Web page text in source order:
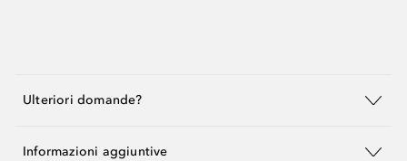
Ulteriori domande?
Informazioni aggiuntive